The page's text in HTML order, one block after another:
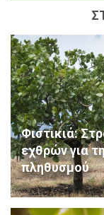
Φιστικιά:
εχθρών για
πληθυσμού